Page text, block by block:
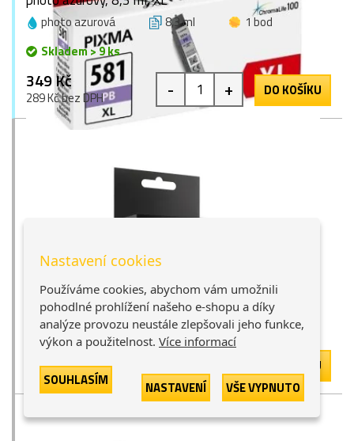
photo azurová 8,3 ml
1 bod
Skladem > 9 ks
349 Kč
289 Kč bez DPH - + DO KOŠÍKU
Canon PGI-580XXL PGBK (1970C001), TOREX®
černá 25,7ml
29 bodů
Skladem > 9 ks
436 Kč
360 Kč bez DPH DO KOŠÍKU
Nastavení cookies
Používáme cookies, abychom vám umožnili
pohodlné prohlížení našeho e-shopu a díky
analýze provozu neustále zlepšovali jeho funkce,
výkon a použitelnost. Více informací
SOUHLASÍM NASTAVENÍ VŠE VYPNUTO